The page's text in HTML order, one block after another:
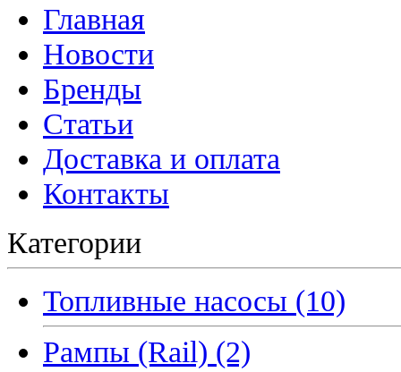
Главная
Новости
Бренды
Статьи
Доставка и оплата
Контакты
Категории
Топливные насосы (10)
Рампы (Rail) (2)